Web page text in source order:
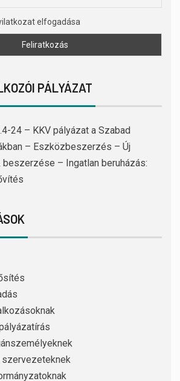
elfogadása
PÁLYÁZAT
24 – KKV pályázat a Szabad
– Eszközbeszerzés – Új
– Ingatlan beruházás:
szervezeteknek